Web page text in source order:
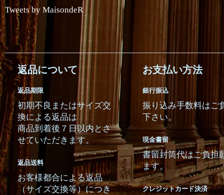
Tweets by MaisondeR
返品について
返品期限
初期不良またはサイズ交
換による返品は
商品到着後７日以内とさ
せていただきます。
返品送料
お客様都合による返品
（サイズ交換等）につき
お支払い方法
銀行振込
振り込み手数料はご
下さい。
現金書留
書留封筒代はご負担
ます。
クレジットカード決済